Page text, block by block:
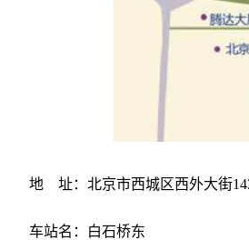
地 址：北京市西城区西外大街
车站名：白石桥东